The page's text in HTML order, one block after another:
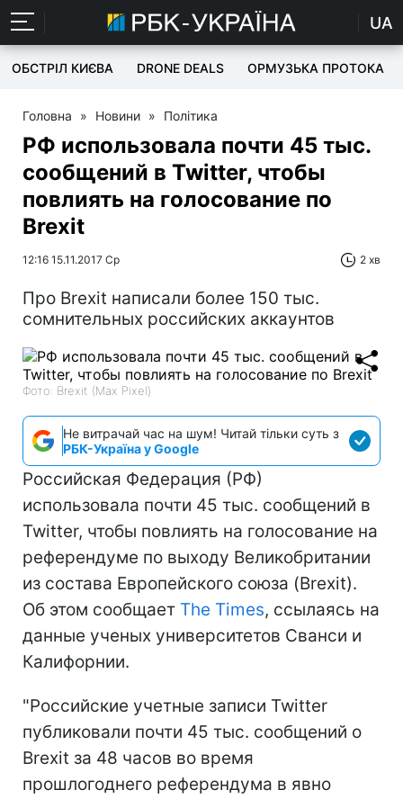
UA
ОБСТРІЛ КИЄВА DRONE DEALS ОРМУЗЬКА ПРОТОКА
Головна » Новини » Політика
РФ использовала почти 45 тыс.
сообщений в Twitter, чтобы
повлиять на голосование по
Brexit
12:16 15.11.2017 Ср 2 хв
Про Brexit написали более 150 тыс.
сомнительных российских аккаунтов
Фото: Brexit (Max Pixel)
Не витрачай час на шум! Читай тільки суть з
РБК-Україна у Google
Российская Федерация (РФ)
использовала почти 45 тыс. сообщений в
Twitter, чтобы повлиять на голосование на
референдуме по выходу Великобритании
из состава Европейского союза (Brexit).
Об этом сообщает The Times, ссылаясь на
данные ученых университетов Сванси и
Калифорнии.
"Российские учетные записи Twitter
публиковали почти 45 тыс. сообщений о
Brexit за 48 часов во время
прошлогоднего референдума в явно